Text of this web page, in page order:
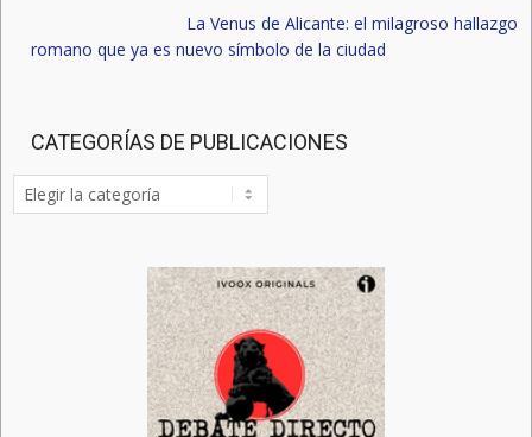
La Venus de Alicante: el milagroso hallazgo
romano que ya es nuevo símbolo de la ciudad
CATEGORÍAS DE PUBLICACIONES
Categorías
de